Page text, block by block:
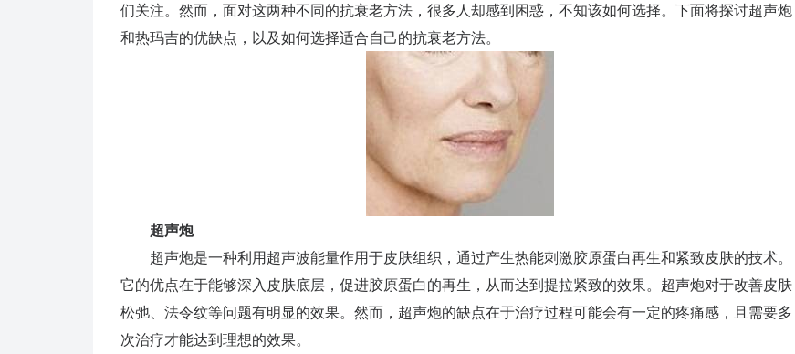
们关注。然而，面对这两种不同的抗衰老方法，很多人却感到困惑，不知该如何选择。下面将探讨超声炮
和热玛吉的优缺点，以及如何选择适合自己的抗衰老方法。
超声炮
超声炮是一种利用超声波能量作用于皮肤组织，通过产生热能刺激胶原蛋白再生和紧致皮肤的技术。
它的优点在于能够深入皮肤底层，促进胶原蛋白的再生，从而达到提拉紧致的效果。超声炮对于改善皮肤
松弛、法令纹等问题有明显的效果。然而，超声炮的缺点在于治疗过程可能会有一定的疼痛感，且需要多
次治疗才能达到理想的效果。